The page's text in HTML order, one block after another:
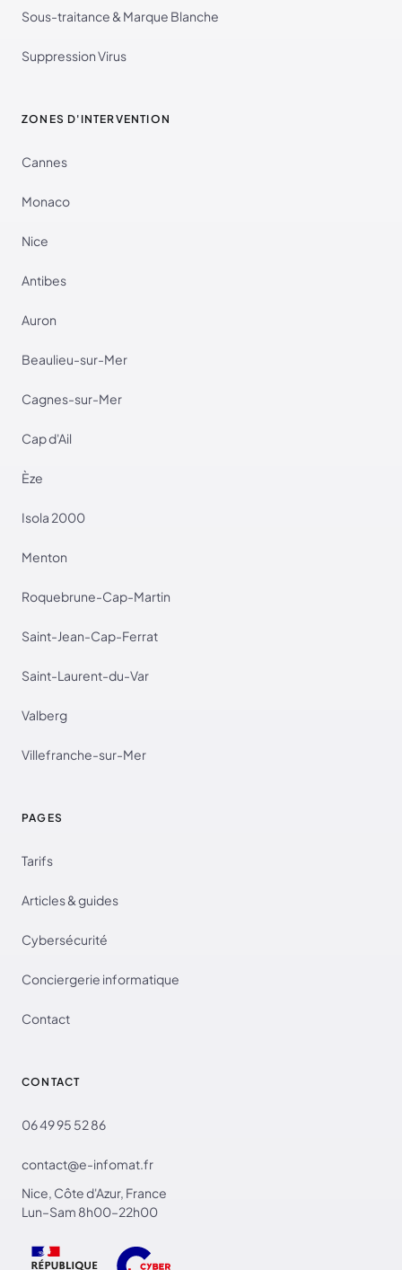
Sous-traitance & Marque Blanche
Suppression Virus
ZONES D'INTERVENTION
Cannes
Monaco
Nice
Antibes
Auron
Beaulieu-sur-Mer
Cagnes-sur-Mer
Cap d'Ail
Èze
Isola 2000
Menton
Roquebrune-Cap-Martin
Saint-Jean-Cap-Ferrat
Saint-Laurent-du-Var
Valberg
Villefranche-sur-Mer
PAGES
Tarifs
Articles & guides
Cybersécurité
Conciergerie informatique
Contact
CONTACT
06 49 95 52 86
contact@e-infomat.fr
Nice, Côte d'Azur, France
Lun–Sam 8h00–22h00